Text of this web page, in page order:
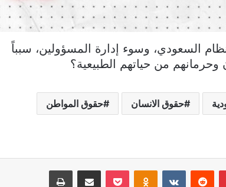
السعودي، وسوء إدارة المسؤولين، سبباً
من حياتهم الطبيعية؟
حقوق الانسان حقوق المواطن
بينتيريست Odnoklassniki
بوكيت مشاركة عبر البريد طباعة